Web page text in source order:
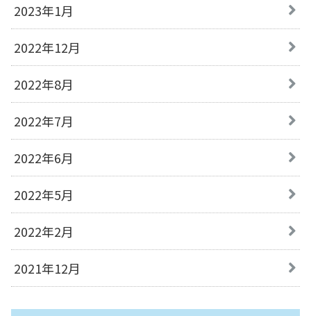
2023年1月
2022年12月
2022年8月
2022年7月
2022年6月
2022年5月
2022年2月
2021年12月